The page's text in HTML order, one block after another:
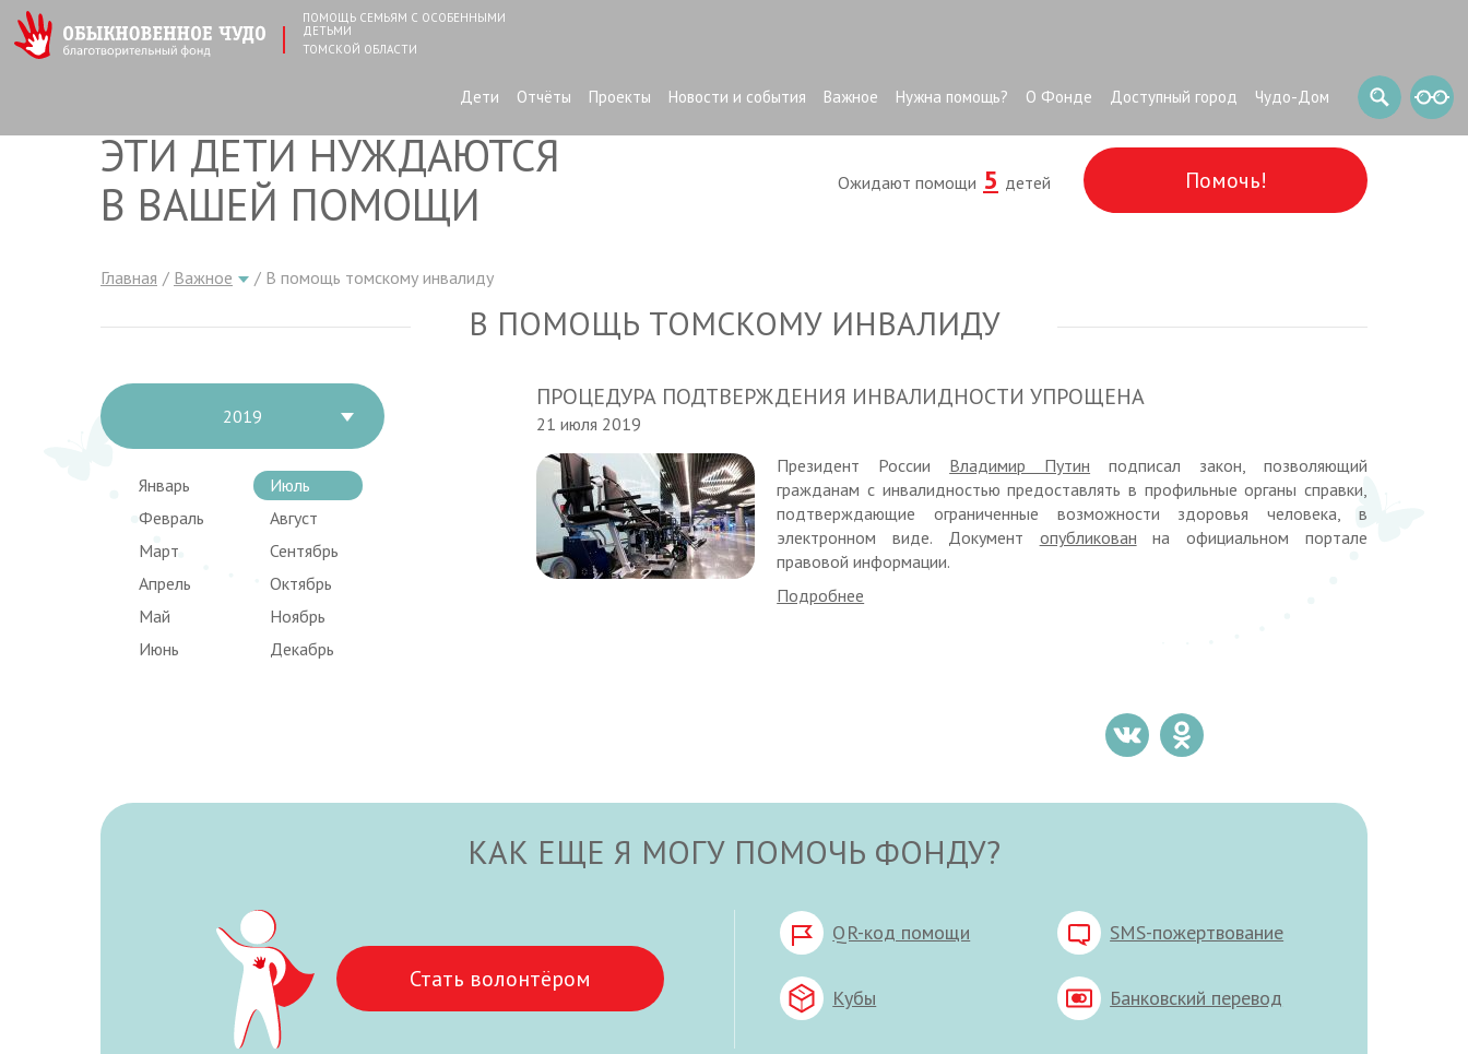
ПОМОЩЬ СЕМЬЯМ С ОСОБЕННЫМИ
ДЕТЬМИ
ТОМСКОЙ ОБЛАСТИ
Дети Отчёты Проекты Новости и события Важное Нужна помощь? О Фонде Доступный город Чудо-Дом
ЭТИ ДЕТИ НУЖДАЮТСЯ
В ВАШЕЙ ПОМОЩИ
Ожидают помощи 5 детей Помочь!
Главная Важное В помощь томскому инвалиду
В ПОМОЩЬ ТОМСКОМУ ИНВАЛИДУ
2019
Январь
Февраль
Март
Апрель
Май
Июнь
Июль
Август
Сентябрь
Октябрь
Ноябрь
Декабрь
ПРОЦЕДУРА ПОДТВЕРЖДЕНИЯ ИНВАЛИДНОСТИ УПРОЩЕНА
21 июля 2019
Президент России Владимир Путин подписал закон, позволяющий
гражданам с инвалидностью предоставлять в профильные органы справки,
подтверждающие ограниченные возможности здоровья человека, в
электронном виде. Документ опубликован на официальном портале
правовой информации.
Подробнее
КАК ЕЩЕ Я МОГУ ПОМОЧЬ ФОНДУ?
Стать волонтёром
QR-код помощи SMS-пожертвование
Кубы Банковский перевод